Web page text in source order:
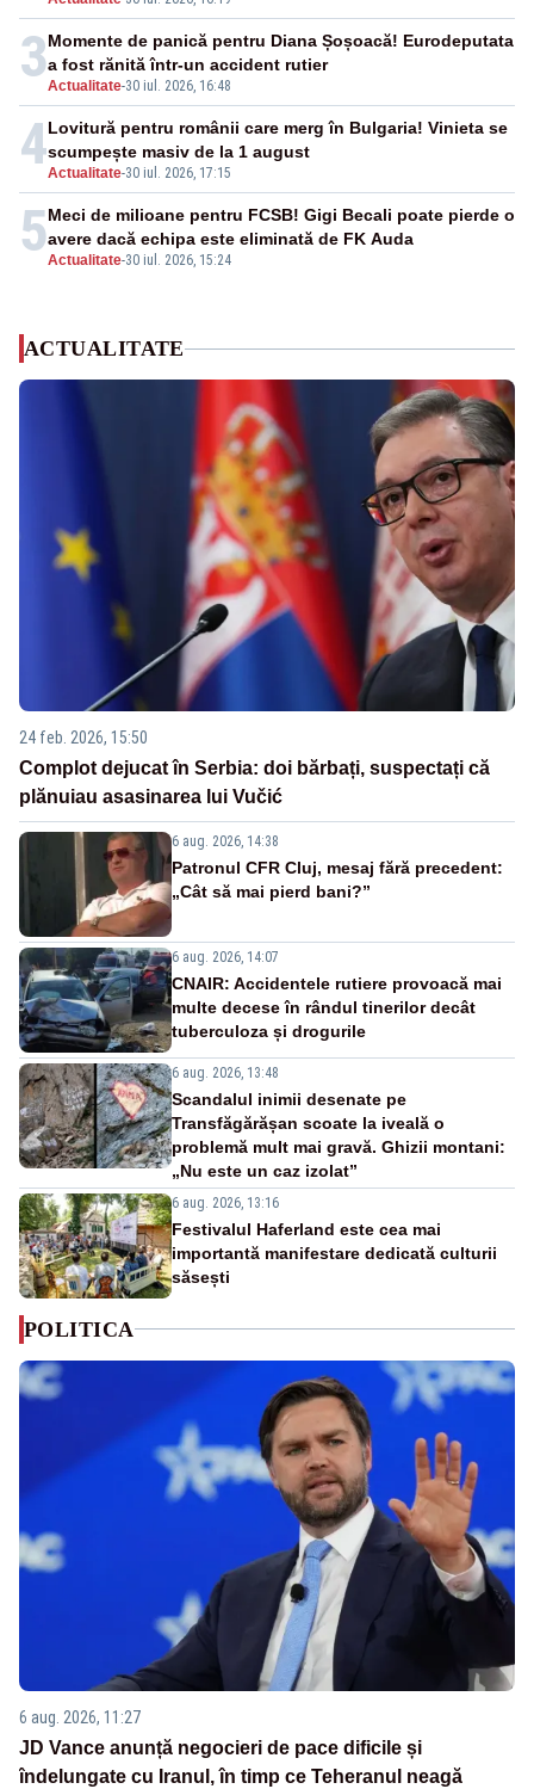
3Actualitate-30 iul. 2026, 16:48
Momente de panică pentru Diana Șoșoacă! Eurodeputata
a fost rănită într-un accident rutier
4Actualitate-30 iul. 2026, 17:15
Lovitură pentru românii care merg în Bulgaria! Vinieta se
scumpește masiv de la 1 august
5Actualitate-30 iul. 2026, 15:24
Meci de milioane pentru FCSB! Gigi Becali poate pierde o
avere dacă echipa este eliminată de FK Auda
ACTUALITATE
24 feb. 2026, 15:50
Complot dejucat în Serbia: doi bărbați, suspectați că
plănuiau asasinarea lui Vučić
6 aug. 2026, 14:38
Patronul CFR Cluj, mesaj fără precedent:
„Cât să mai pierd bani?”
6 aug. 2026, 14:07
CNAIR: Accidentele rutiere provoacă mai
multe decese în rândul tinerilor decât
tuberculoza și drogurile
6 aug. 2026, 13:48
Scandalul inimii desenate pe
Transfăgărășan scoate la iveală o
problemă mult mai gravă. Ghizii montani:
„Nu este un caz izolat”
6 aug. 2026, 13:16
Festivalul Haferland este cea mai
importantă manifestare dedicată culturii
săsești
POLITICA
6 aug. 2026, 11:27
JD Vance anunță negocieri de pace dificile și
îndelungate cu Iranul, în timp ce Teheranul neagă